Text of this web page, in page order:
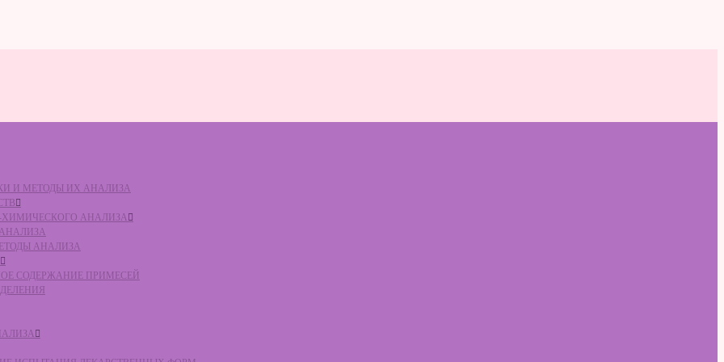
И МЕТОДЫ ИХ АНАЛИЗА
ХИМИЧЕСКОГО АНАЛИЗА
АНАЛИЗА
АНАЛИЗА
СОДЕРЖАНИЕ ПРИМЕСЕЙ